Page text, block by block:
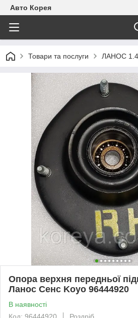
Авто Корея
Товари та послуги ЛАНОС
Опора верхня передньої
Ланос Сенс Koyo 96444920
В наявності
Код: 96444920
Роздріб